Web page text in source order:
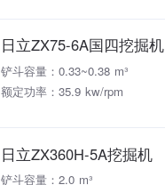
日立ZX75-6A国四挖掘机
铲斗容量：0.33~0.38 m³
额定功率：35.9 kw/rpm
日立ZX360H-5A挖掘机
铲斗容量：2.0 m³